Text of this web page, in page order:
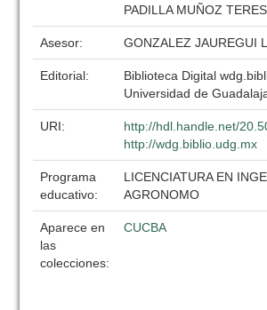
PADILLA MUÑOZ
Asesor: GONZALEZ JAUREGUI
Editorial:
Biblioteca Digital
Universidad de
URI:
http://hdl.handle.net/
http://wdg.biblio.udg.mx
Programa
educativo:
LICENCIATURA EN
AGRONOMO
Aparece en
las
colecciones:
CUCBA